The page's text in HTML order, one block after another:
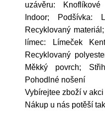
uzávěru:
Indoor; Podšívka:
Recyklovaný
límec: Límeček
Recyklovaný
Měkký povrch;
Pohodlné nošení
Vybírejtee zboží v
Nákup u nás potěší